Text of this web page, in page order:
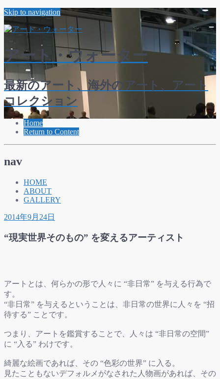
Skip to navigation
アート・ウォーター
最新のアート、海外のアート、アート
コレクション
Home
Return to Content
nav
HOME
ABOUT
GALLERY
2014年9月24日
“現実世界そのもの” を変えるアーティスト
アートとは、何らかの形で人々に “非日常” を与える行為で
す。
“非日常” を与えるということは、非日常の世界に人々を “招
待する” ことです。
つまり、アートを鑑賞することで、人々は “非日常の空間”
に “入る” わけです。
綺麗な絵画であれば、その “色彩の世界” に入る。
見たこともないデフォルメがなされた人物画があれば、その